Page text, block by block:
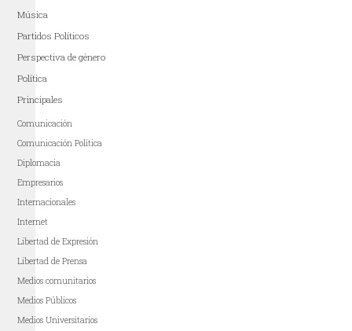
Música
Partidos Políticos
Perspectiva de género
Política
Principales
Comunicación
Comunicación Política
Diplomacia
Empresarios
Internacionales
Internet
Libertad de Expresión
Libertad de Prensa
Medios comunitarios
Medios Públicos
Medios Universitarios